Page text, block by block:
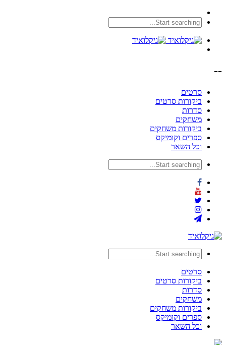
--
סרטים
ביקורות סרטים
סדרות
משחקים
ביקורות משחקים
ספרים וקומיקס
וכל השאר
סרטים
ביקורות סרטים
סדרות
משחקים
ביקורות משחקים
ספרים וקומיקס
וכל השאר